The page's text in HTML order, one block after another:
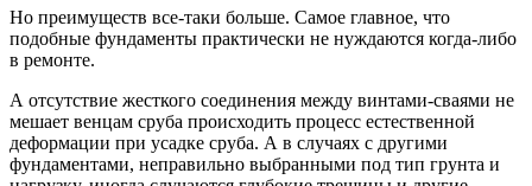
Но преимуществ все-таки больше. Самое главное, что
подобные фундаменты практически не нуждаются когда-либо
в ремонте.
А отсутствие жесткого соединения между винтами-сваями не
мешает венцам сруба происходить процесс естественной
деформации при усадке сруба. А в случаях с другими
фундаментами, неправильно выбранными под тип грунта и